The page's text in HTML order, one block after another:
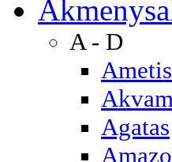
Akmenys
A - D
Agatas